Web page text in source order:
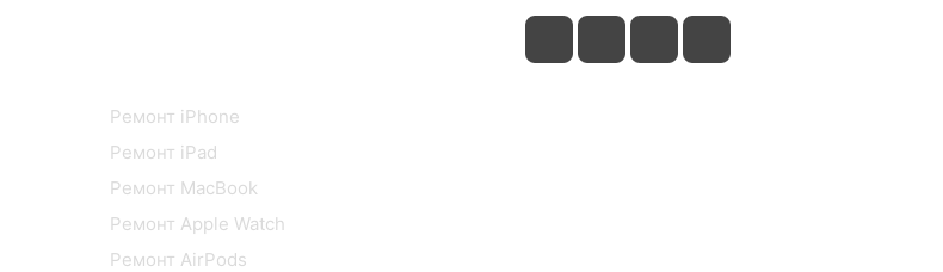
Ремонт iPhone
Ремонт iPad
Ремонт MacBook
Ремонт Apple Watch
Ремонт AirPods